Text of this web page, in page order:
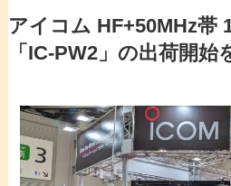
アイコム HF+50MHz帯
「IC-PW2」の出荷開始